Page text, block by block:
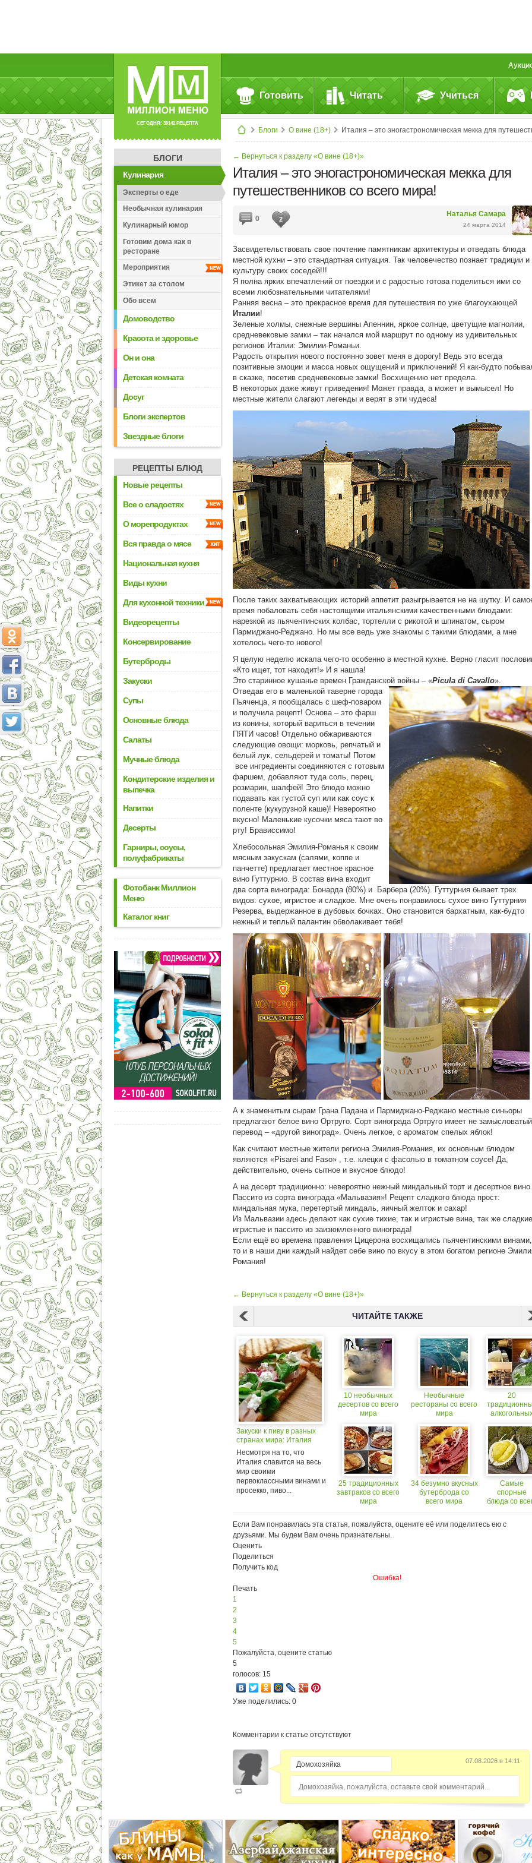
СЕГОДНЯ: 39142 РЕЦЕПТА
Готовить Читать Учиться
Блоги О вине (18+) Италия – это эногастрономическая мекка для путешественников со всего
БЛОГИ
Кулинария
Эксперты о еде
Необычная кулинария
Кулинарный юмор
Готовим дома как в
ресторане
Мероприятия
Этикет за столом
Обо всем
Домоводство
Красота и здоровье
Он и она
Детская комната
Досуг
Блоги экспертов
Звездные блоги
РЕЦЕПТЫ БЛЮД
Новые рецепты
Все о сладостях
О морепродуктах
Вся правда о мясе
Национальная кухня
Виды кухни
Для кухонной техники
Видеорецепты
Консервирование
Бутерброды
Закуски
Супы
Основные блюда
Салаты
Мучные блюда
Кондитерские изделия и
выпечка
Напитки
Десерты
Гарниры, соусы,
полуфабрикаты
Фотобанк Миллион
Меню
Каталог книг
← Вернуться к разделу «О вине (18+)»
Италия – это эногастрономическая мекка для
путешественников со всего мира!
Наталья Самара
24 марта 2014
0 2
Засвидетельствовать свое почтение памятникам архитектуры и отведать блюда
местной кухни – это стандартная ситуация. Так человечество познает традиции и
культуру своих соседей!!!
Я полна ярких впечатлений от поездки и с радостью готова поделиться ими со
всеми любознательными читателями!
Ранняя весна – это прекрасное время для путешествия по уже благоухающей
Италии!
Зеленые холмы, снежные вершины Апеннин, яркое солнце, цветущие магнолии,
средневековые замки – так начался мой маршрут по одному из удивительных
регионов Италии: Эмилии-Романьи.
Радость открытия нового постоянно зовет меня в дорогу! Ведь это всегда
позитивные эмоции и масса новых ощущений и приключений! Я как-будто
в сказке, посетив средневековые замки! Восхищению нет предела.
В некоторых даже живут приведения! Может правда, а может и вымысел! Но
местные жители слагают легенды и верят в эти чудеса!
После таких захватывающих историй аппетит разыгрывается не на шутку. И
время побаловать себя настоящими итальянскими качественными блюдами:
нарезкой из пьячентинских колбас, тортелли с рикотой и шпинатом, сыром
Пармиджано-Реджано. Но мы все ведь уже знакомы с такими блюдами, а мне
хотелось чего-то нового!
Я целую неделю искала чего-то особенно в местной кухне. Верно гласит
«Кто ищет, тот находит!» И я нашла!
Это старинное кушанье времен Гражданской войны – «Picula di Cavallo».
Отведав его в маленькой таверне города
Пьяченца, я пообщалась с шеф-поваром
и получила рецепт! Основа – это фарш
из конины, который вариться в течении
ПЯТИ часов! Отдельно обжариваются
следующие овощи: морковь, репчатый и
белый лук, сельдерей и томаты! Потом
все ингредиенты соединяются с готовым
фаршем, добавляют туда соль, перец,
розмарин, шалфей! Это блюдо можно
подавать как густой суп или как соус к
поленте (кукурузной каше)! Невероятно
вкусно! Маленькие кусочки мяса тают во
рту! Брависсимо!
Хлебосольная Эмилия-Романья к своим
мясным закускам (салями, коппе и
панчетте) предлагает местное красное
вино Гуттурнио. В состав вина входит
два сорта винограда: Бонарда (80%) и Барбера (20%). Гуттурния бывает трех
видов: сухое, игристое и сладкое. Мне очень понравилось сухое вино Гуттурния
Резерва, выдержанное в дубовых бочках. Оно становится бархатным, как-будто
нежный и теплый палантин обволакивает тебя!
А к знаменитым сырам Грана Падана и Пармиджано-Реджано местные синьоры
предлагают белое вино Ортруго. Сорт винограда Ортруго имеет не замысловатый
перевод – «другой виноград». Очень легкое, с ароматом спелых яблок!
Как считают местные жители региона Эмилия-Романия, их основным блюдом
являются «Pisarei and Faso» , т.е. клецки с фасолью в томатном соусе! Да,
действительно, очень сытное и вкусное блюдо!
А на десерт традиционно: невероятно нежный миндальный торт и десертное вино
Пассито из сорта винограда «Мальвазия»! Рецепт сладкого блюда прост:
миндальная мука, перетертый миндаль, яичный желток и сахар!
Из Мальвазии здесь делают как сухие тихие, так и игристые вина, так же сладкие
игристые и пассито из заизюмленного винограда!
Если ещё во времена правления Цицерона восхищались пьячентинскими винами,
то и в наши дни каждый найдет себе вино по вкусу в этом богатом регионе
Романия!
← Вернуться к разделу «О вине (18+)»
ЧИТАЙТЕ ТАКЖЕ
Закуски к пиву в разных
странах мира: Италия
Несмотря на то, что
Италия славится на весь
мир своими
первоклассными винами и
просекко, пиво...
10 необычных
десертов со всего
мира
25 традиционных
завтраков со всего
мира
Необычные
рестораны со всего
мира
34 безумно вкусных
бутерброда со
всего мира
20
всего мира
Самые
спорные
блюда со
Если Вам понравилась эта статья, пожалуйста, оцените её или поделитесь ею с
друзьями. Мы будем Вам очень признательны.
Оценить
Поделиться
Получить код
Ошибка!
Печать
1
2
3
4
5
Пожалуйста, оцените статью
5
голосов: 15
Уже поделились: 0
Комментарии к статье отсутствуют
07.08.2026 в 14:11
Домохозяйка, пожалуйста, оставьте свой комментарий...